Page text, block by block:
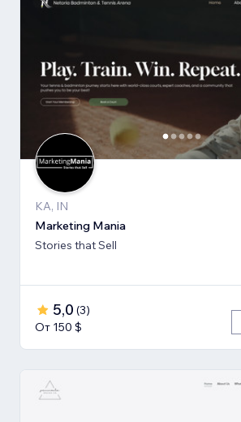
KA, IN
Marketing Mania
Stories that Sell
5,0 (3)
От 150 $